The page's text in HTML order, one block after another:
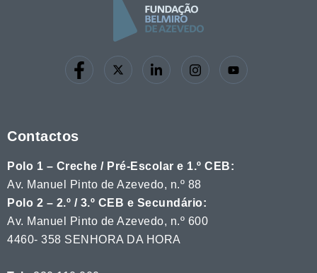
Contactos
Polo 1 – Creche / Pré-Escolar e 1.º CEB:
Av. Manuel Pinto de Azevedo, n.º 88
Polo 2 – 2.º / 3.º CEB e Secundário:
Av. Manuel Pinto de Azevedo, n.º 600
4460- 358 SENHORA DA HORA